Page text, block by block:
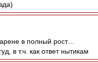
в полный рост…
в т.ч. как ответ нытикам